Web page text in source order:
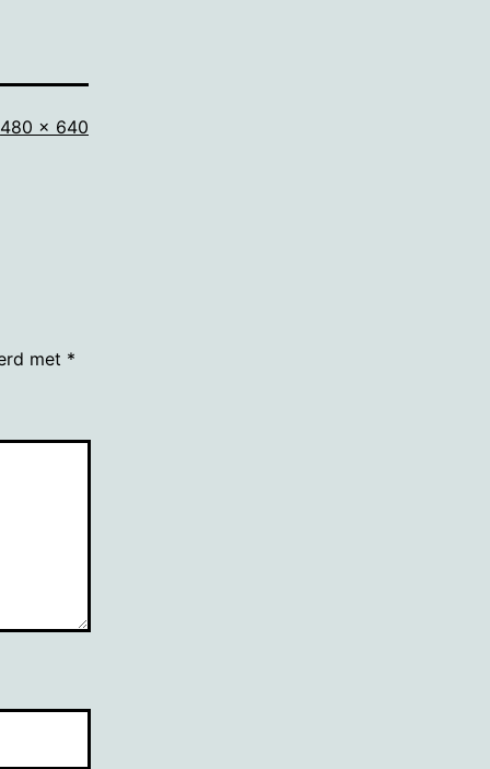
Volledige
480 × 640
met *